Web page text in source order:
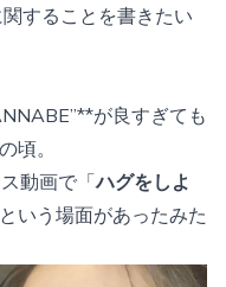
することを書きたい
が良すぎても
頃。
動画で「ハグをしよ
という場面があったみた